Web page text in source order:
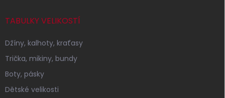
TABULKY VELIKOSTÍ
Džíny, kalhoty, kraťasy
Trička, mikiny, bundy
Boty, pásky
Dětské velikosti